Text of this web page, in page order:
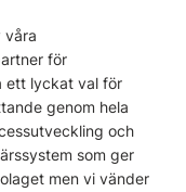
våra
för
ett lyckat val för
genom hela
och
som ger
men vi vänder